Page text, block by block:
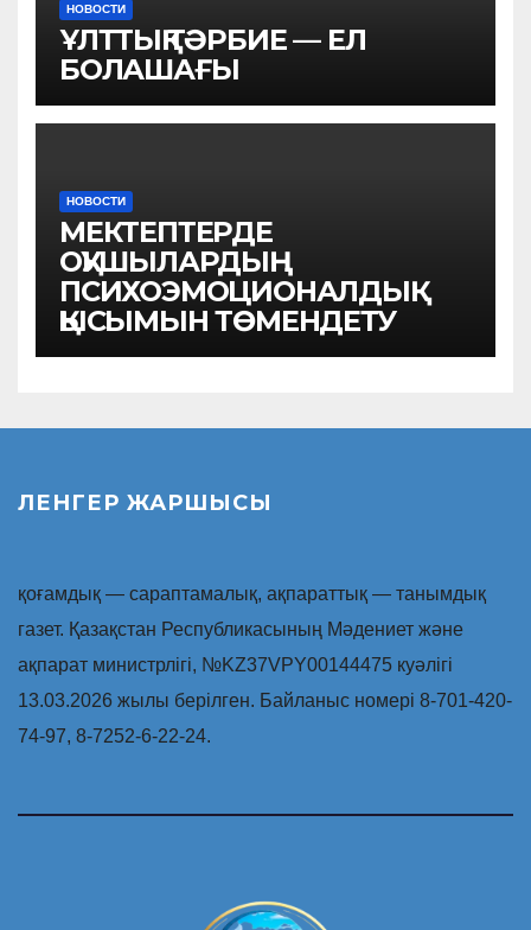
НОВОСТИ
ҰЛТТЫҚ ТӘРБИЕ — ЕЛ
БОЛАШАҒЫ
НОВОСТИ
МЕКТЕПТЕРДЕ
ОҚУШЫЛАРДЫҢ
ПСИХОЭМОЦИОНАЛДЫҚ
ҚЫСЫМЫН ТӨМЕНДЕТУ
ЛЕНГЕР ЖАРШЫСЫ
қоғамдық — сараптамалық, ақпараттық — танымдық
газет. Қазақстан Республикасының Мәдениет және
ақпарат министрлігі, №KZ37VPY00144475 куәлігі
13.03.2026 жылы берілген. Байланыс номері 8-701-420-
74-97, 8-7252-6-22-24.